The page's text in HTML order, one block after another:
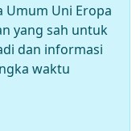
Umum Uni Eropa
yang sah untuk
dan informasi
waktu